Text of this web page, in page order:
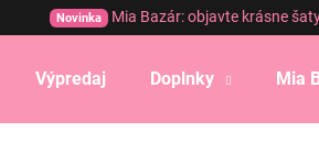
Novinka Mia Bazár: objavte krásne
Výpredaj Doplnky Mia
Čo potrebujete nájsť?